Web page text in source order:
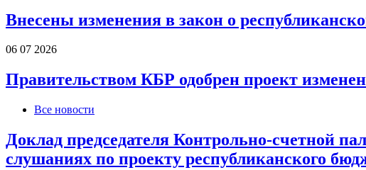
Внесены изменения в закон о
06 07 2026
Правительством КБР одобрен проект
Все новости
Доклад председателя Контрольно-счетной
слушаниях по проекту республиканского